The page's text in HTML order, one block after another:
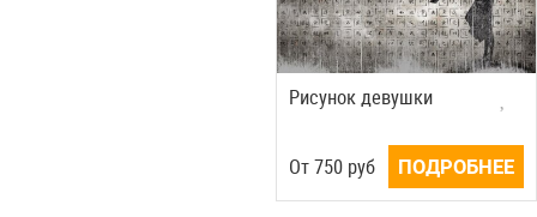
Рисунок девушки
Oт750руб ПОДРОБНЕЕ